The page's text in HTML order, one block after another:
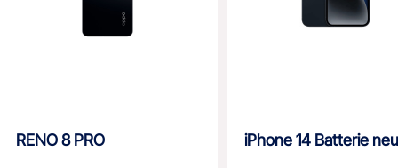
RENO 8 PRO iPhone 14 Batterie